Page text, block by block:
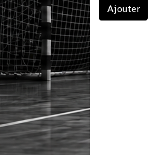
Ajouter